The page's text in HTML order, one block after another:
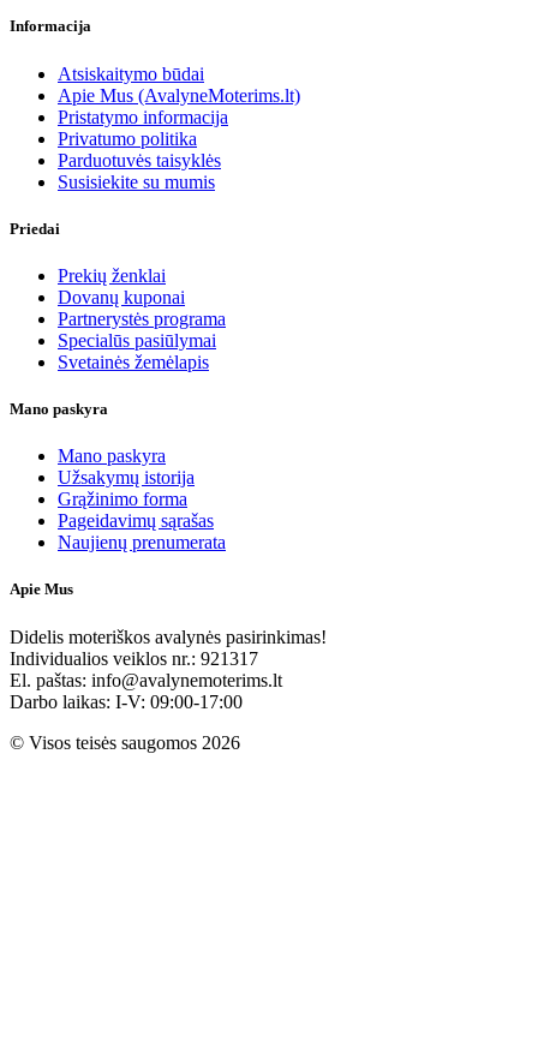
Informacija
Atsiskaitymo būdai
Apie Mus (AvalyneMoterims.lt)
Pristatymo informacija
Privatumo politika
Parduotuvės taisyklės
Susisiekite su mumis
Priedai
Prekių ženklai
Dovanų kuponai
Partnerystės programa
Specialūs pasiūlymai
Svetainės žemėlapis
Mano paskyra
Mano paskyra
Užsakymų istorija
Grąžinimo forma
Pageidavimų sąrašas
Naujienų prenumerata
Apie Mus
Didelis moteriškos avalynės pasirinkimas!
Individualios veiklos nr.: 921317
El. paštas: info@avalynemoterims.lt
Darbo laikas: I-V: 09:00-17:00
© Visos teisės saugomos 2026